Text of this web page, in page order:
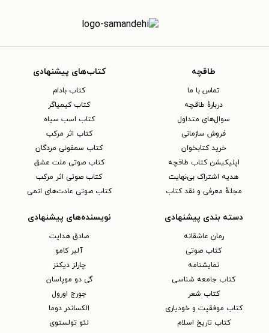
طاقچه
تماس با ما
دربارهٔ طاقچه
سوال‌های متداول
فروش سازمانی
خرید کتابخوان
اپلیکیشن کتاب طاقچه
هدیه اشتراک بی‌نهایت
مجلهٔ معرفی و نقد کتاب
کتاب‌های پیشنهادی
کتاب بادام
کتاب کیمیاگر
کتاب اسب سیاه
کتاب اثر مرکب
کتاب سمفونی مردگان
کتاب صوتی ملت عشق
کتاب صوتی اثر مرکب
کتاب صوتی عادت‌های اتمی
دسته بندی پیشنهادی
رمان عاشقانه
کتاب‌ صوتی
نمایشنامه
کتاب جامعه شناسی
کتاب شعر
کتاب موفقیت و خودیاری
کتاب تاریخ اسلام
نویسنده‌های پیشنهادی
صادق هدایت
آلبر کامو
چارلز دیکنز
گی دو موپاسان
جورج اورول
الکساندر دوما
لئو تولستوی